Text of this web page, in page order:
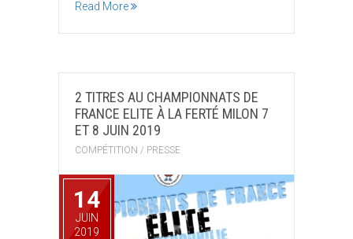
Read More
2 TITRES AU CHAMPIONNATS DE
FRANCE ELITE À LA FERTÉ MILON 7
ET 8 JUIN 2019
COMPÉTITION / PRESSE
14
JUIN
2019